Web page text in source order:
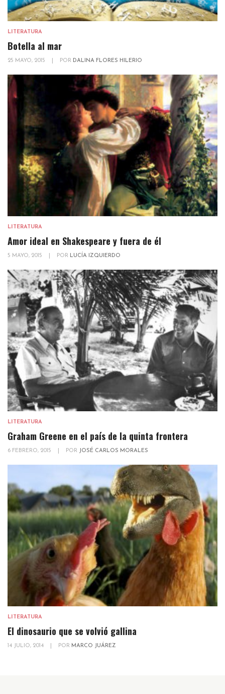
LITERATURA
Botella al mar
25 MAYO, 2015 POR DALINA FLORES HILERIO
LITERATURA
Amor ideal en Shakespeare y fuera de él
5 MAYO, 2015 POR LUCÍA IZQUIERDO
LITERATURA
Graham Greene en el país de la quinta frontera
6 FEBRERO, 2015 POR JOSÉ CARLOS MORALES
LITERATURA
El dinosaurio que se volvió gallina
14 JULIO, 2014 POR MARCO JUÁREZ